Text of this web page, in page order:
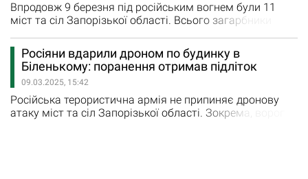
Впродовж 9 березня під російським вогнем були 11
міст та сіл Запорізької області. Всього загарбники
авіаударів по Блакитному, Кам’янському, Гуляйполю,
Новоандріївці завдав ворог у неділю. Внаслідок
авіаудару по Блакитоному поранено двоє чоловіків
пенсійного віку. Кам’янське, Малу Токмачку та
Щербаки ворог…
Росіяни вдарили дроном по будинку в
Біленькому: поранення отримав підліток
09.03.2025, 15:42
Російська терористична армія не припиняє дронову
атаку міст та сіл Запорізької області. Зокрема, ворог